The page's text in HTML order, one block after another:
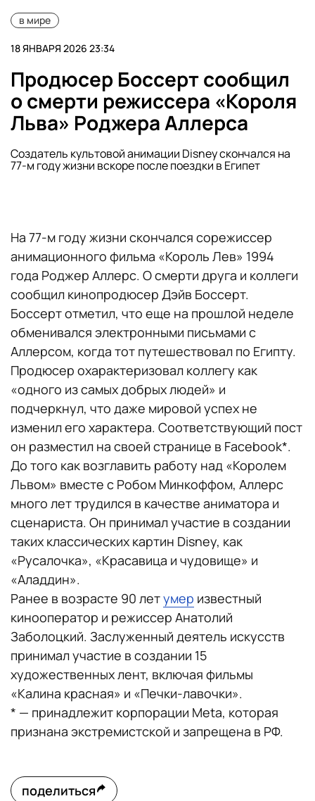
в мире
18 ЯНВАРЯ 2026 23:34
Продюсер Боссерт сообщил
о смерти режиссера «Короля
Льва» Роджера Аллерса
Создатель культовой анимации Disney скончался на
77-м году жизни вскоре после поездки в Египет
На 77-м году жизни скончался сорежиссер
анимационного фильма «Король Лев» 1994
года Роджер Аллерс. О смерти друга и коллеги
сообщил кинопродюсер Дэйв Боссерт.
Боссерт отметил, что еще на прошлой неделе
обменивался электронными письмами с
Аллерсом, когда тот путешествовал по Египту.
Продюсер охарактеризовал коллегу как
«одного из самых добрых людей» и
подчеркнул, что даже мировой успех не
изменил его характера. Соответствующий пост
он разместил на своей странице в Facebook*.
До того как возглавить работу над «Королем
Львом» вместе с Робом Минкоффом, Аллерс
много лет трудился в качестве аниматора и
сценариста. Он принимал участие в создании
таких классических картин Disney, как
«Русалочка», «Красавица и чудовище» и
«Аладдин».
Ранее в возрасте 90 летумер известный
кинооператор и режиссер Анатолий
Заболоцкий. Заслуженный деятель искусств
принимал участие в создании 15
художественных лент, включая фильмы
«Калина красная» и «Печки-лавочки».
* — принадлежит корпорации Meta, которая
признана экстремистской и запрещена в РФ.
поделиться